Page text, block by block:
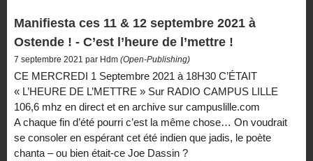
Manifiesta ces 11 & 12 septembre 2021 à
Ostende ! - C’est l’heure de l’mettre !
7 septembre 2021 par Hdm (Open-Publishing)
CE MERCREDI 1 Septembre 2021 à 18H30 C’ÉTAIT
« L’HEURE DE L’METTRE » Sur RADIO CAMPUS LILLE
106,6 mhz en direct et en archive sur campuslille.com
A chaque fin d’été pourri c’est la même chose… On voudrait
se consoler en espérant cet été indien que jadis, le poète
chanta – ou bien était-ce Joe Dassin ?